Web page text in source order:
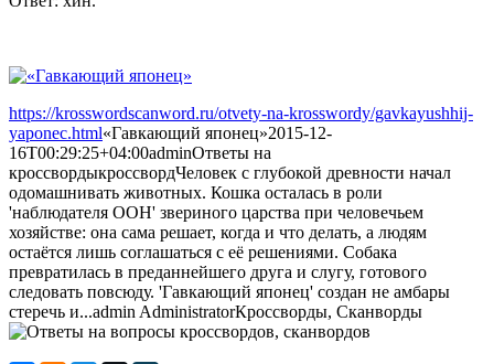
https://krosswordscanword.ru/otvety-na-krosswordy/gavkayushhij-
yaponec.html«Гавкающий японец»2015-12-
16T00:29:25+04:00adminОтветы на
кроссвордыкроссвордЧеловек с глубокой древности начал
одомашнивать животных. Кошка осталась в роли
'наблюдателя ООН' звериного царства при человечьем
хозяйстве: она сама решает, когда и что делать, а людям
остаётся лишь соглашаться с её решениями. Собака
превратилась в преданнейшего друга и слугу, готового
следовать повсюду. 'Гавкающий японец' создан не амбары
стеречь и...admin AdministratorКроссворды, Сканворды